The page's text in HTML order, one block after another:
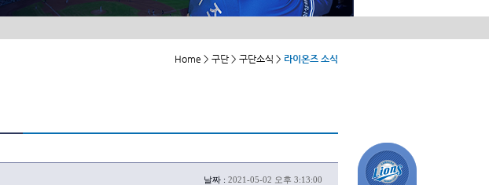
Home > 구단 > 구단소식 > 라이온즈 소식
날짜 : 2021-05-02 오후 3:13:00